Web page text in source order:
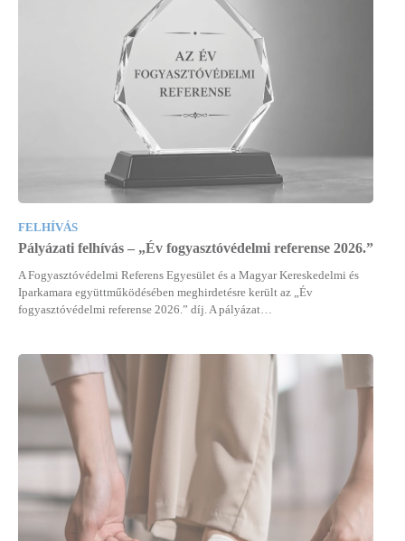
FELHÍVÁS
Pályázati felhívás – „Év fogyasztóvédelmi referense 2026.”
A Fogyasztóvédelmi Referens Egyesület és a Magyar Kereskedelmi és
Iparkamara együttműködésében meghirdetésre került az „Év
fogyasztóvédelmi referense 2026.” díj. A pályázat…